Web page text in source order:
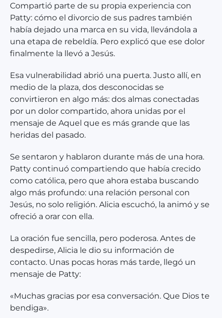
Compartió parte de su propia experiencia con
Patty: cómo el divorcio de sus padres también
había dejado una marca en su vida, llevándola a
una etapa de rebeldía. Pero explicó que ese dolor
finalmente la llevó a Jesús.
Esa vulnerabilidad abrió una puerta. Justo allí, en
medio de la plaza, dos desconocidas se
convirtieron en algo más: dos almas conectadas
por un dolor compartido, ahora unidas por el
mensaje de Aquel que es más grande que las
heridas del pasado.
Se sentaron y hablaron durante más de una hora.
Patty continuó compartiendo que había crecido
como católica, pero que ahora estaba buscando
algo más profundo: una relación personal con
Jesús, no solo religión. Alicia escuchó, la animó y se
ofreció a orar con ella.
La oración fue sencilla, pero poderosa. Antes de
despedirse, Alicia le dio su información de
contacto. Unas pocas horas más tarde, llegó un
mensaje de Patty:
«Muchas gracias por esa conversación. Que Dios te
bendiga».